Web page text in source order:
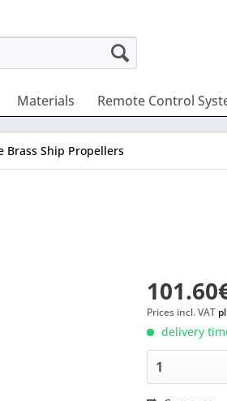
Materials Remote Control
Brass Ship Propellers
Prices incl. VAT
delivery